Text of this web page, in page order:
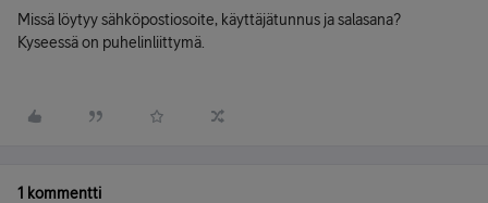
Missä löytyy sähköpostiosoite, käyttäjätunnus ja salasana?
Kyseessä on puhelinliittymä.
1 kommentti